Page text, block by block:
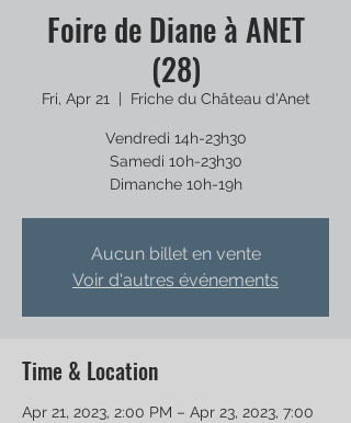
Foire de Diane à ANET
(28)
Fri, Apr 21 Friche du Château d'Anet
Vendredi 14h-23h30
Samedi 10h-23h30
Dimanche 10h-19h
Aucun billet en vente
Voir d'autres événements
Time & Location
Apr 21, 2023, 2:00 PM – Apr 23, 2023, 7:00